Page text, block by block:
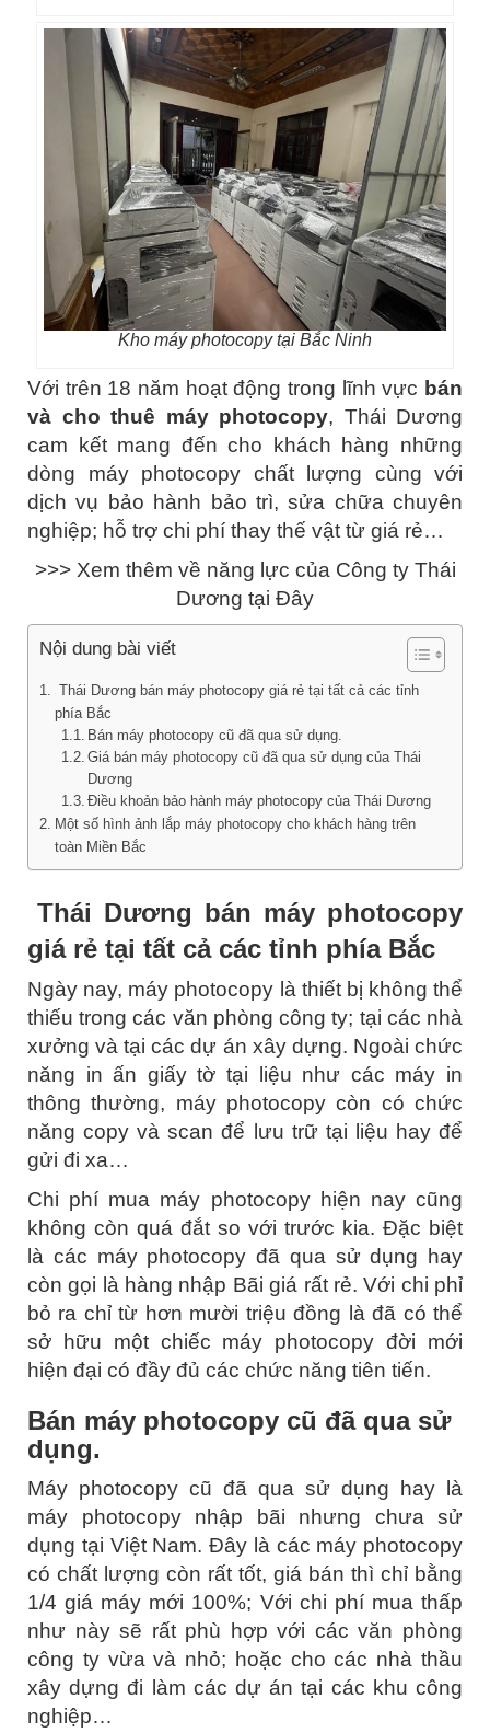
Kho máy photocopy tại Bắc Ninh
Với trên 18 năm hoạt động trong lĩnh vực bán
và cho thuê máy photocopy, Thái Dương
cam kết mang đến cho khách hàng những
dòng máy photocopy chất lượng cùng với
dịch vụ bảo hành bảo trì, sửa chữa chuyên
nghiệp; hỗ trợ chi phí thay thế vật từ giá rẻ…
>>> Xem thêm về năng lực của Công ty Thái
Dương tại Đây
Nội dung bài viết
Thái Dương bán máy photocopy giá rẻ tại tất cả các tỉnh
phía Bắc
Bán máy photocopy cũ đã qua sử dụng.
Giá bán máy photocopy cũ đã qua sử dụng của Thái
Dương
Điều khoản bảo hành máy photocopy của Thái Dương
Một số hình ảnh lắp máy photocopy cho khách hàng trên
toàn Miền Bắc
Thái Dương bán máy photocopy
giá rẻ tại tất cả các tỉnh phía Bắc
Ngày nay, máy photocopy là thiết bị không thể
thiếu trong các văn phòng công ty; tại các nhà
xưởng và tại các dự án xây dựng. Ngoài chức
năng in ấn giấy tờ tại liệu như các máy in
thông thường, máy photocopy còn có chức
năng copy và scan để lưu trữ tại liệu hay để
gửi đi xa…
Chi phí mua máy photocopy hiện nay cũng
không còn quá đắt so với trước kia. Đặc biệt
là các máy photocopy đã qua sử dụng hay
còn gọi là hàng nhập Bãi giá rất rẻ. Với chi phỉ
bỏ ra chỉ từ hơn mười triệu đồng là đã có thể
sở hữu một chiếc máy photocopy đời mới
hiện đại có đầy đủ các chức năng tiên tiến.
Bán máy photocopy cũ đã qua sử
dụng.
Máy photocopy cũ đã qua sử dụng hay là
máy photocopy nhập bãi nhưng chưa sử
dụng tại Việt Nam. Đây là các máy photocopy
có chất lượng còn rất tốt, giá bán thì chỉ bằng
1/4 giá máy mới 100%; Với chi phí mua thấp
như này sẽ rất phù hợp với các văn phòng
công ty vừa và nhỏ; hoặc cho các nhà thầu
xây dựng đi làm các dự án tại các khu công
nghiệp…